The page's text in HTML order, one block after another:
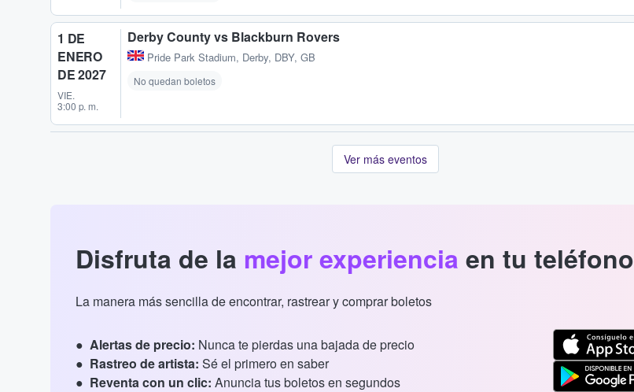
1 DE
ENERO
DE 2027
VIE.
3:00 p. m.
Derby County vs Blackburn Rovers
Pride Park Stadium, Derby, DBY, GB
No quedan boletos
Ver más eventos
Disfruta de la mejor experiencia en tu teléfono
La manera más sencilla de encontrar, rastrear y comprar boletos
Alertas de precio: Nunca te pierdas una bajada de precio
Rastreo de artista: Sé el primero en saber
Reventa con un clic: Anuncia tus boletos en segundos